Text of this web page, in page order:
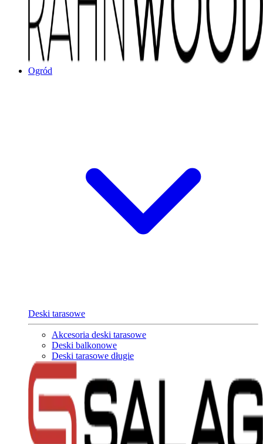
Ogród
Deski tarasowe
Akcesoria deski tarasowe
Deski balkonowe
Deski tarasowe długie